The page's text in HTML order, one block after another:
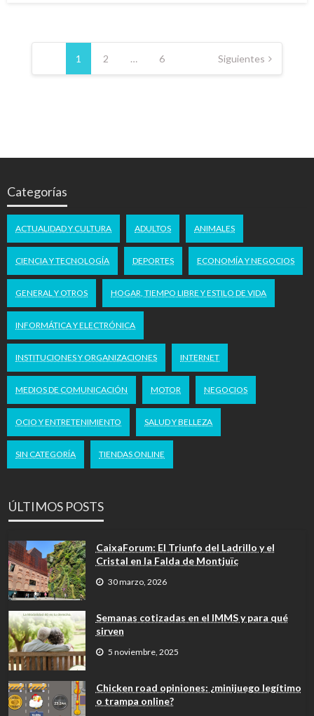
Paginación
entradas
1 2 … 6 Siguientes
Categorías
ACTUALIDAD Y CULTURA ADULTOS ANIMALES
CIENCIA Y TECNOLOGÍA DEPORTES ECONOMÍA Y NEGOCIOS
GENERAL Y OTROS HOGAR, TIEMPO LIBRE Y ESTILO DE VIDA
INFORMÁTICA Y ELECTRÓNICA
INSTITUCIONES Y ORGANIZACIONES INTERNET
MEDIOS DE COMUNICACIÓN MOTOR NEGOCIOS
OCIO Y ENTRETENIMIENTO SALUD Y BELLEZA
SIN CATEGORÍA TIENDAS ONLINE
ÚLTIMOS POSTS
CaixaForum: El Triunfo del Ladrillo y el
Cristal en la Falda de Montjuïc
30 marzo, 2026
Semanas cotizadas en el IMMS y para qué
sirven
5 noviembre, 2025
Chicken road opiniones: ¿minijuego legítimo
o trampa online?